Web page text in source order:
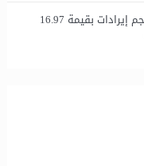
عاجل .. سيدبك تستهدف حجم إيرادات بقيمة 16.97